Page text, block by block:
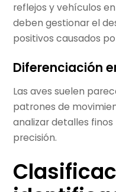
reflejos y vehículos
deben gestionar el
positivos causados
Diferenciación
Las aves suelen
patrones de
analizar detalles
precisión.